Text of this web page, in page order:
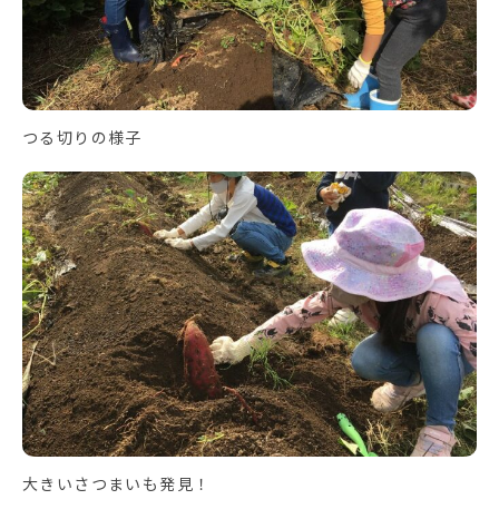
つる切りの様子
大きいさつまいも発見！